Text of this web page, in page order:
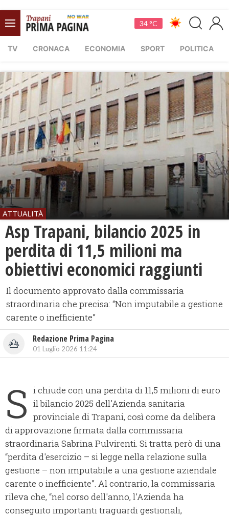
34 °C
TV CRONACA ECONOMIA SPORT POLITICA
ATTUALITÀ
​Asp Trapani, bilancio 2025 in
perdita di 11,5 milioni ma
obiettivi economici raggiunti
Il documento approvato dalla commissaria
straordinaria che precisa: “Non imputabile a gestione
carente o inefficiente”
Redazione Prima Pagina
01 Luglio 2026 11:24
S i chiude con una perdita di 11,5 milioni di euro
il bilancio 2025 dell'Azienda sanitaria
provinciale di Trapani, così come da delibera
di approvazione firmata dalla commissaria
straordinaria Sabrina Pulvirenti. Si tratta però di una
“perdita d'esercizio – si legge nella relazione sulla
gestione – non imputabile a una gestione aziendale
carente o inefficiente”. Al contrario, la commissaria
rileva che, “nel corso dell'anno, l'Azienda ha
conseguito importanti traguardi gestionali,